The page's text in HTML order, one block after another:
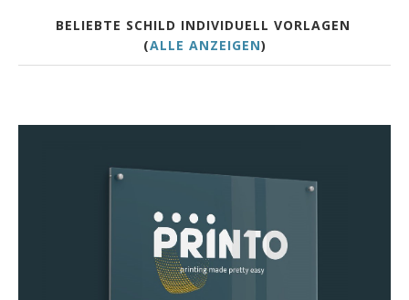
BELIEBTE SCHILD INDIVIDUELL VORLAGEN
(ALLE ANZEIGEN)